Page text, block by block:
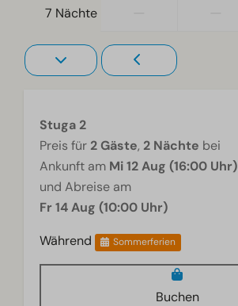
7 Nächte
Stuga 2
Preis für 2 Gäste, 2 Nächte bei
Ankunft am Mi 12 Aug (16:00 Uhr)
und Abreise am
Fr 14 Aug (10:00 Uhr)
Während
Sommerferien
Buchen